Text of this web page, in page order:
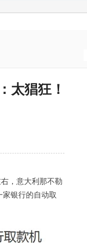
太猖狂！
，意大利那不勒
银行的自动取